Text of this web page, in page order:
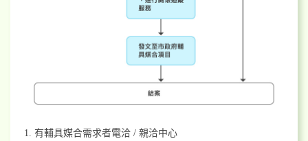
有輔具媒合需求者電洽 / 親洽中心